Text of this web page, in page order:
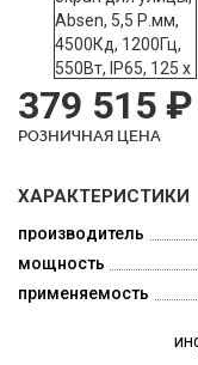
379 515 ₽
РОЗНИЧНАЯ ЦЕНА
ХАРАКТЕРИСТИКИ
производитель
мощность
применяемость